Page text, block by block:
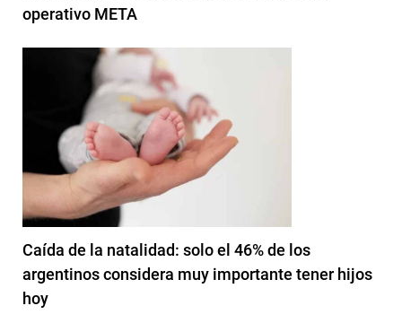
operativo META
Caída de la natalidad: solo el 46% de los
argentinos considera muy importante tener hijos
hoy